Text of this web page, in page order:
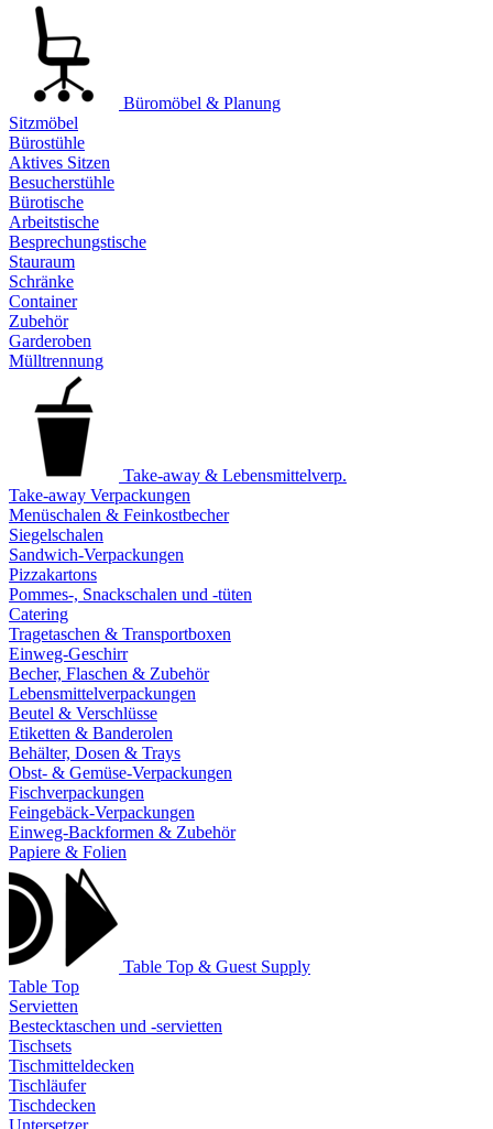
Büromöbel & Planung
Sitzmöbel
Bürostühle
Aktives Sitzen
Besucherstühle
Bürotische
Arbeitstische
Besprechungstische
Stauraum
Schränke
Container
Zubehör
Garderoben
Mülltrennung
Take-away & Lebensmittelverp.
Take-away Verpackungen
Menüschalen & Feinkostbecher
Siegelschalen
Sandwich-Verpackungen
Pizzakartons
Pommes-, Snackschalen und -tüten
Catering
Tragetaschen & Transportboxen
Einweg-Geschirr
Becher, Flaschen & Zubehör
Lebensmittelverpackungen
Beutel & Verschlüsse
Etiketten & Banderolen
Behälter, Dosen & Trays
Obst- & Gemüse-Verpackungen
Fischverpackungen
Feingebäck-Verpackungen
Einweg-Backformen & Zubehör
Papiere & Folien
Table Top & Guest Supply
Table Top
Servietten
Bestecktaschen und -servietten
Tischsets
Tischmitteldecken
Tischläufer
Tischdecken